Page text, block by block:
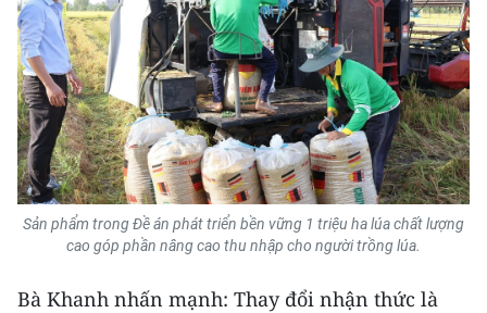
Sản phẩm trong Đề án phát triển bền vững 1 triệu ha lúa chất lượng
cao góp phần nâng cao thu nhập cho người trồng lúa.
Bà Khanh nhấn mạnh: Thay đổi nhận thức là